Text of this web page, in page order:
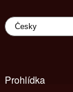
Prohlídka